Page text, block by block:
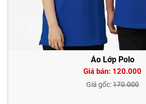
Áo Lớp Polo
Giá bán: 120.000
Giá gốc:170.000